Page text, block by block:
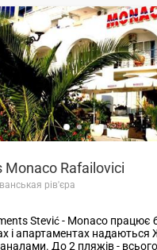
Rafailovici
рів'єра
Stević - Monaco працює
і апартаментах надаються
До 2 пляжів -